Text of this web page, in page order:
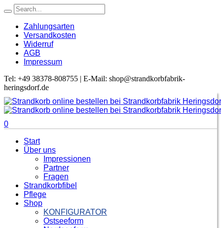
Zahlungsarten
Versandkosten
Widerruf
AGB
Impressum
Tel: +49 38378-808755 | E-Mail: shop@strandkorbfabrik-
heringsdorf.de
0
Start
Über uns
Impressionen
Partner
Fragen
Strandkorbfibel
Pflege
Shop
KONFIGURATOR
Ostseeform